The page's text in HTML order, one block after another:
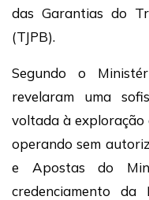
das Garantias do
(TJPB).
Segundo o
revelaram uma
voltada à exploração
operando sem
e Apostas do
credenciamento